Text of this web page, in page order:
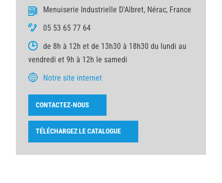
Menuiserie Industrielle D'Albret, Nérac, France
05 53 65 77 64
de 8h à 12h et de 13h30 à 18h30 du lundi au
vendredi et 9h à 12h le samedi
Notre site internet
CONTACTEZ-NOUS
TÉLÉCHARGEZ LE CATALOGUE